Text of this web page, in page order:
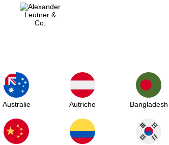
Australie Autriche Bangladesh